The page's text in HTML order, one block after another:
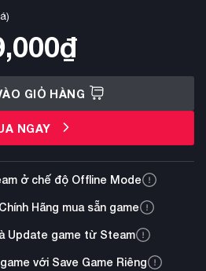
₫
GIỎ HÀNG
NGAY
ở chế độ Offline Mode
Hãng mua sẵn game
Update game từ Steam
với Save Game Riêng